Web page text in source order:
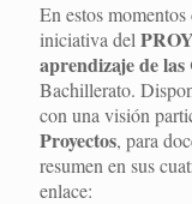
En estos
iniciativa del
aprendizaje de las
Bachillerato.
con una visión
Proyectos, para
resumen en sus
enlace: